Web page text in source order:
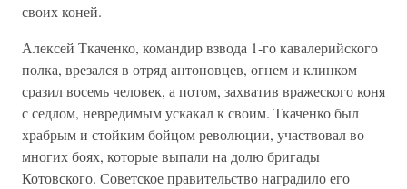
своих коней.
Алексей Ткаченко, командир взвода 1-го кавалерийского
полка, врезался в отряд антоновцев, огнем и клинком
сразил восемь человек, а потом, захватив вражеского коня
с седлом, невредимым ускакал к своим. Ткаченко был
храбрым и стойким бойцом революции, участвовал во
многих боях, которые выпали на долю бригады
Котовского. Советское правительство наградило его